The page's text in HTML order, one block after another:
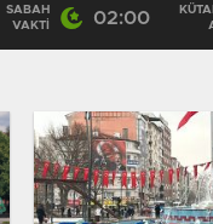
02:03 /
SABAH
VAKTI
02:00